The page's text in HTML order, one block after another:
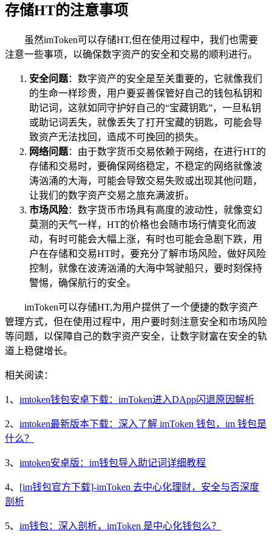
存储HT的注意事项
虽然imToken可以存储HT,但在使用过程中，我们也需要
注意一些事项，以确保数字资产的安全和交易的顺利进行。
安全问题：数字资产的安全是至关重要的，它就像我们
的生命一样珍贵，用户要妥善保管好自己的钱包私钥和
助记词，这就如同守护好自己的“宝藏钥匙”，一旦私钥
或助记词丢失，就像丢失了打开宝藏的钥匙，可能会导
致资产无法找回，造成不可挽回的损失。
网络问题：由于数字货币交易依赖于网络，在进行HT的
存储和交易时，要确保网络稳定，不稳定的网络就像波
涛汹涌的大海，可能会导致交易失败或出现其他问题，
让我们的数字资产交易之旅充满波折。
市场风险：数字货币市场具有高度的波动性，就像变幻
莫测的天气一样，HT的价格也会随市场行情变化而波
动，有时可能会大幅上涨，有时也可能会急剧下跌，用
户在存储和交易HT时，要充分了解市场风险，做好风险
控制，就像在波涛汹涌的大海中驾驶船只，要时刻保持
警惕，确保航行的安全。
imToken可以存储HT,为用户提供了一个便捷的数字资产
管理方式，但在使用过程中，用户要时刻注意安全和市场风险
等问题，以保障自己的数字资产安全，让数字财富在安全的轨
道上稳健增长。
相关阅读：
1、 imtoken钱包安卓下载：imToken进入DApp闪退原因解析
2、 imtoken最新版本下载：深入了解 imToken 钱包，im 钱包是
什么？
3、 imtoken安卓版：im钱包导入助记词详细教程
4、 [im钱包官方下载]-imToken 去中心化理财，安全与否深度
剖析
5、 im钱包：深入剖析，imToken 是中心化钱包么？